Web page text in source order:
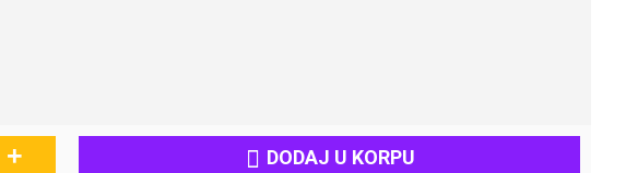
+ DODAJ U KORPU